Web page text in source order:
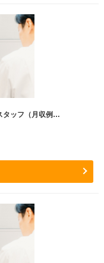
タッフ（月収例…